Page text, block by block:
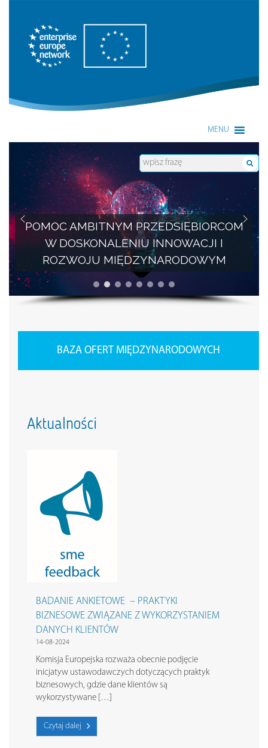
Enterprise Europe Network
MENU
POMOC AMBITNYM PRZEDSIĘBIORCOM
W DOSKONALENIU INNOWACJI I
ROZWOJU MIĘDZYNARODOWYM
BAZA OFERT MIĘDZYNARODOWYCH
Aktualności
BADANIE ANKIETOWE – PRAKTYKI
BIZNESOWE ZWIĄZANE Z WYKORZYSTANIEM
DANYCH KLIENTÓW
14-08-2024
Komisja Europejska rozważa obecnie podjęcie
inicjatyw ustawodawczych dotyczących praktyk
biznesowych, gdzie dane klientów są
wykorzystywane […]
Czytaj dalej